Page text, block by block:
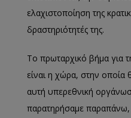
ελαχιστοποίηση της
δραστηριότητές της.
Το πρωταρχικό βήμα για
είναι η χώρα, στην οποία
αυτή υπερεθνική
παρατηρήσαμε